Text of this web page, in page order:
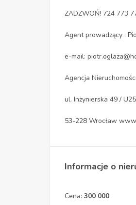
ZADZWOŃ! 724 773
Agent prowadzący :
e-mail:
Agencja
ul. Inżynierska 49 /
53-228 Wrocław
Informacje o
Cena: 300 000